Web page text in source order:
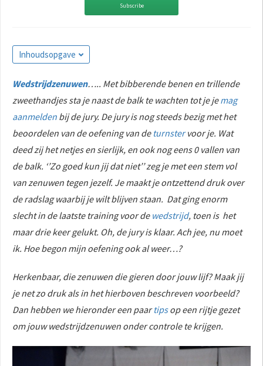
Subscribe
Inhoudsopgave
Wedstrijdzenuwen….. Met bibberende benen en trillende
zweethandjes sta je naast de balk te wachten tot je jemag
aanmelden bij de jury. De jury is nog steeds bezig met het
beoordelen van de oefening van de turnstervoor je. Wat
deed zij het netjes en sierlijk, en ook nog eens 0 vallen van
de balk. ‘’Zo goed kun jij dat niet’’ zeg je met een stem vol
van zenuwen tegen jezelf. Je maakt je ontzettend druk over
de radslag waarbij je wilt blijven staan. Dat ging enorm
slecht in de laatste training voor de wedstrijd, toen is het
maar drie keer gelukt. Oh, de jury is klaar. Ach jee, nu moet
ik. Hoe begon mijn oefening ook al weer…?
Herkenbaar, die zenuwen die gieren door jouw lijf? Maak jij
je net zo druk als in het hierboven beschreven voorbeeld?
Dan hebben we hieronder een paartipsop een rijtje gezet
om jouw wedstrijdzenuwen onder controle te krijgen.